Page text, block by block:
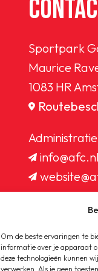
Om de beste ervaringen te
informatie over je apparaat
deze technologieën kunnen
verwerken. Als je geen
Sportpark
Maurice
1083 HR
info@afc.nl